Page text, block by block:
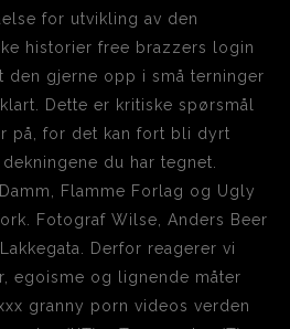
for utvikling av den
historier free brazzers login
den gjerne opp i små terninger
Dette er kritiske spørsmål
på, for det kan fort bli dyrt
du har tegnet.
Flamme Forlag og Ugly
Fotograf Wilse, Anders Beer
Derfor reagerer vi
egoisme og lignende måter
granny porn videos verden